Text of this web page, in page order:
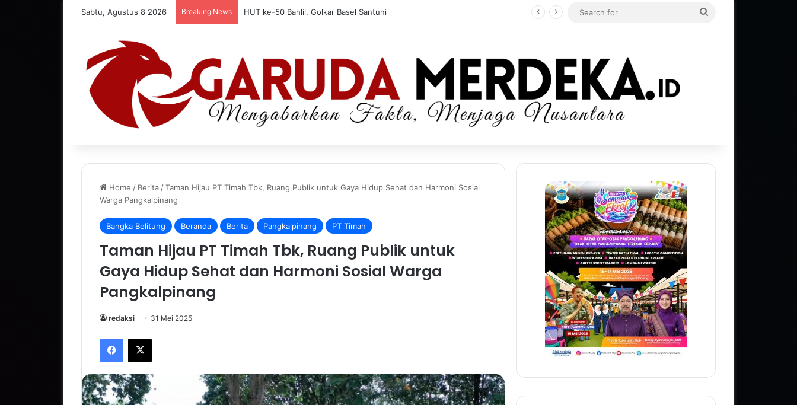
Sabtu, Agustus 8 2026 Breaking News HUT ke-50 Bahlil, Golkar Basel Santuni Anak Yatim dan Fakir Miskin
Home / Berita /Taman Hijau PT Timah Tbk, Ruang Publik untuk Gaya Hidup Sehat dan Harmoni Sosial
Warga Pangkalpinang
Bangka Belitung Beranda Berita Pangkalpinang PT Timah
Taman Hijau PT Timah Tbk, Ruang Publik untuk
Gaya Hidup Sehat dan Harmoni Sosial Warga
Pangkalpinang
redaksi 31 Mei 2025
Facebook
X